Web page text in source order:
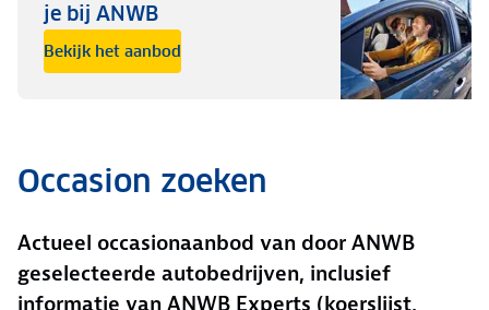
je bij ANWB
Bekijk het aanbod
Occasion zoeken
Actueel occasionaanbod van door ANWB
geselecteerde autobedrijven, inclusief
informatie van ANWB Experts (koerslijst,